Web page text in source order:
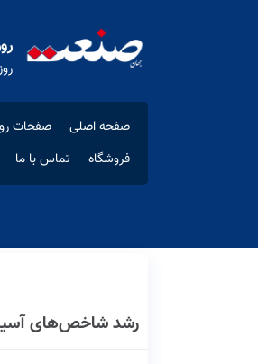
صفحه اصلی صفحات
فروشگاه
تماس با ما
رشد شاخص‌های